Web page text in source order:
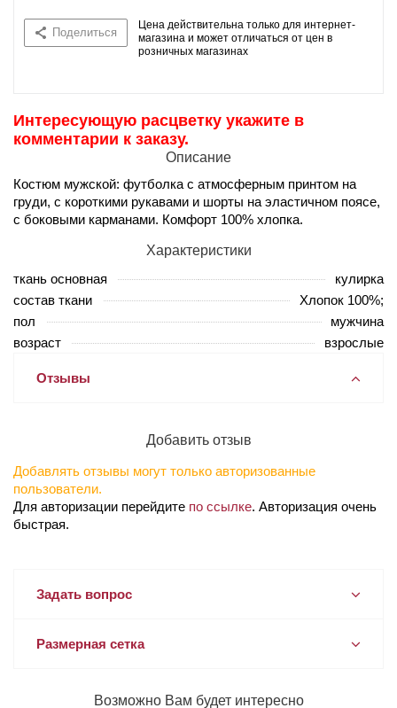
Поделиться
Цена действительна только для интернет-
магазина и может отличаться от цен в
розничных магазинах
Интересующую расцветку укажите в
комментарии к заказу.
Описание
Костюм мужской: футболка с атмосферным принтом на
груди, с короткими рукавами и шорты на эластичном поясе,
с боковыми карманами. Комфорт 100% хлопка.
Характеристики
ткань основная
кулирка
состав ткани
Хлопок 100%;
пол
мужчина
возраст
взрослые
Отзывы
Добавить отзыв
Добавлять отзывы могут только авторизованные
пользователи.
Для авторизации перейдите по ссылке. Авторизация очень
быстрая.
Задать вопрос
Размерная сетка
Возможно Вам будет интересно